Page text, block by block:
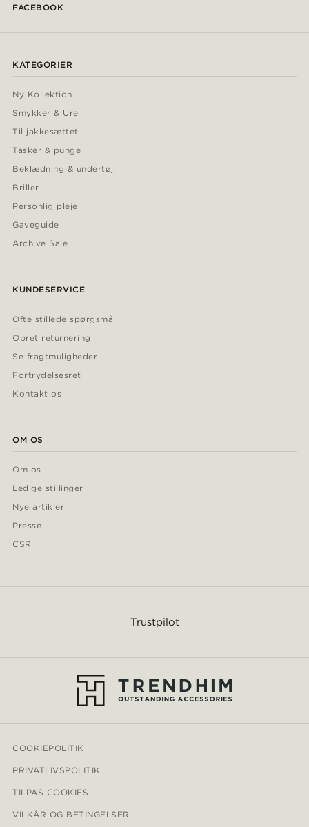
FACEBOOK
KATEGORIER
Ny Kollektion
Smykker & Ure
Til jakkesættet
Tasker & punge
Beklædning & undertøj
Briller
Personlig pleje
Gaveguide
Archive Sale
KUNDESERVICE
Ofte stillede spørgsmål
Opret returnering
Se fragtmuligheder
Fortrydelsesret
Kontakt os
OM OS
Om os
Ledige stillinger
Nye artikler
Presse
CSR
Trustpilot
COOKIEPOLITIK
PRIVATLIVSPOLITIK
TILPAS COOKIES
VILKÅR OG BETINGELSER